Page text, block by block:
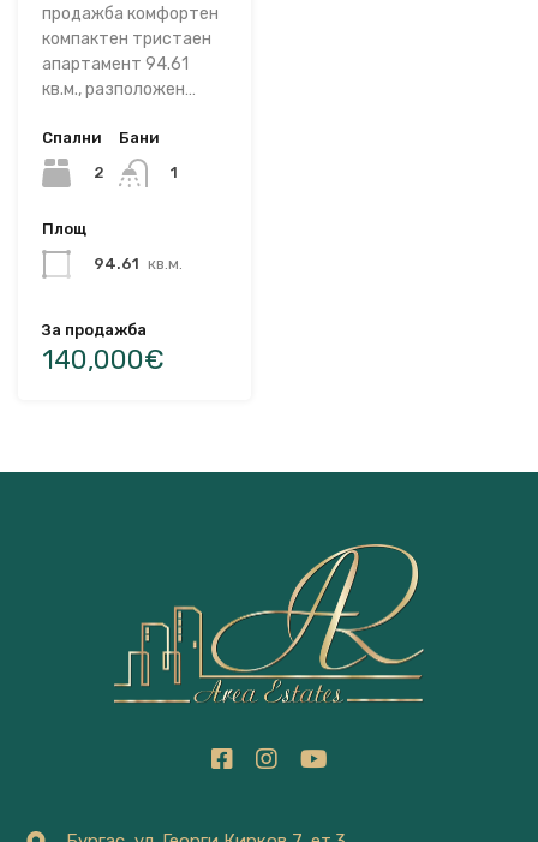
продажба комфортен
компактен тристаен
апартамент 94.61
кв.м., разположен…
Спални
2
Бани
1
Площ
94.61 кв.м.
За продажба
140,000€